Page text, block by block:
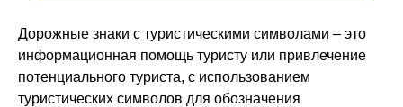
Дорожные знаки с туристическими символами – это
информационная помощь туристу или привлечение
потенциального туриста, с использованием
туристических символов для обозначения